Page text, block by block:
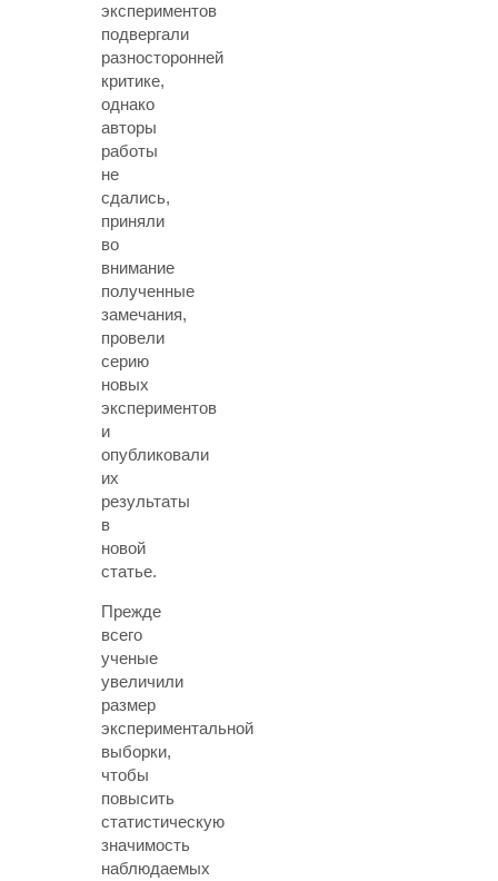
экспериментов
подвергали
разносторонней
критике,
однако
авторы
работы
не
сдались,
приняли
во
внимание
полученные
замечания,
провели
серию
новых
экспериментов
и
опубликовали
их
результаты
в
новой
статье.
Прежде
всего
ученые
увеличили
размер
экспериментальной
выборки,
чтобы
повысить
статистическую
значимость
наблюдаемых